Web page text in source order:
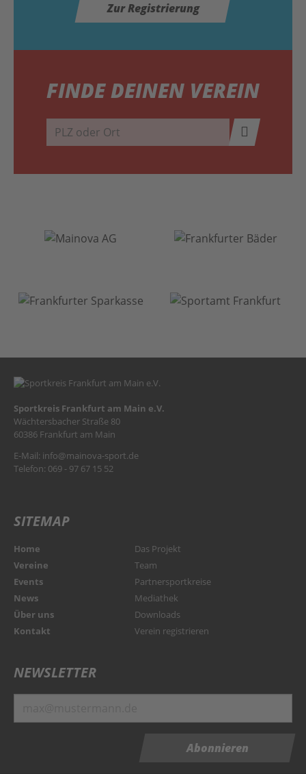
Zur Registrierung
FINDE DEINEN VEREIN
Sportkreis Frankfurt am Main e.V.
Wächtersbacher Straße 80
60386 Frankfurt am Main
E-Mail: info@mainova-sport.de
Telefon: 069 - 97 67 15 52
SITEMAP
Home
Vereine
Events
News
Über uns
Kontakt
Das Projekt
Team
Partnersportkreise
Mediathek
Downloads
Verein registrieren
NEWSLETTER
Abonnieren